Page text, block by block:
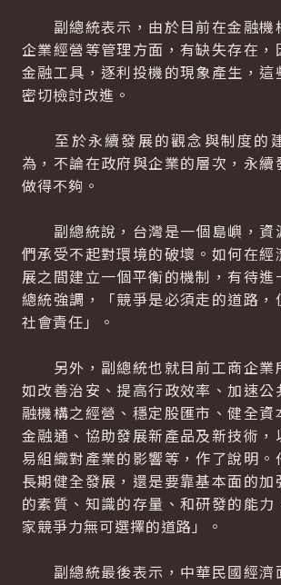
副總統表示，由於目前在金融機
企業經營等管理方面，有缺失存在，
金融工具，逐利投機的現象產生，這
密切檢討改進。
至於永續發展的觀念與制度的
為，不論在政府與企業的層次，永續
做得不夠。
副總統說，台灣是一個島嶼，資
們承受不起對環境的破壞。如何在經
展之間建立一個平衡的機制，有待進
總統強調，「競爭是必須走的道路，
社會責任」。
另外，副總統也就目前工商企業
如改善治安、提高行政效率、加速公
融機構之經營、穩定股匯市、健全資
金融通、協助發展新產品及新技術，
易組織對產業的影響等，作了說明。
長期健全發展，還是要靠基本面的加
的素質、知識的存量、和研發的能力
家競爭力無可選擇的道路」。
副總統最後表示，中華民國經濟